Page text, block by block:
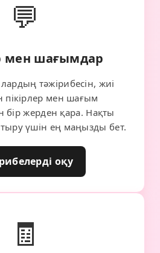
💬
мен шағымдар
тәжірибесін, жиі
пікірлер мен шағым
бір жерден қара. Нақты
үшін ең маңызды бет.
оқу
🧾